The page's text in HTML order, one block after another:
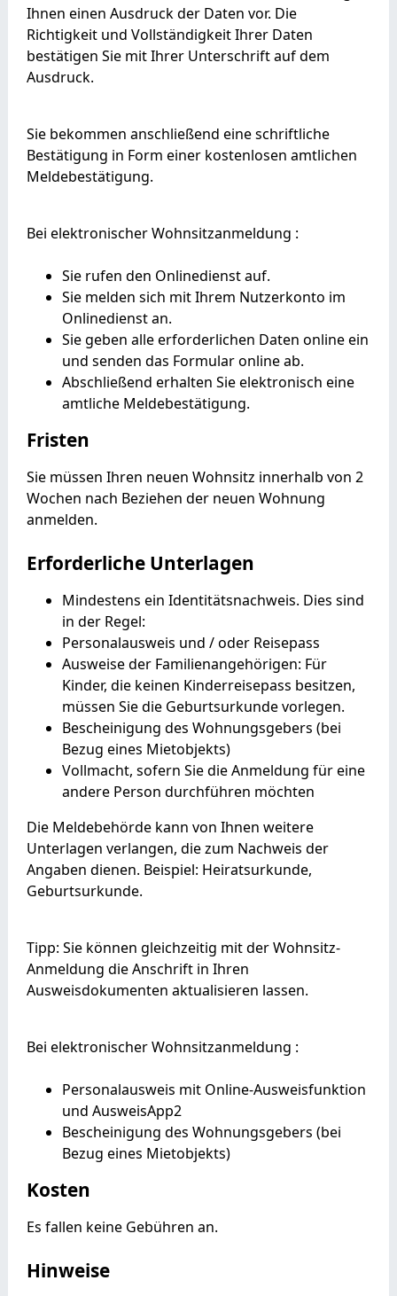
Ihnen einen Ausdruck der Daten vor. Die
Richtigkeit und Vollständigkeit Ihrer Daten
bestätigen Sie mit Ihrer Unterschrift auf dem
Ausdruck.
Sie bekommen anschließend eine schriftliche
Bestätigung in Form einer kostenlosen amtlichen
Meldebestätigung.
Bei elektronischer Wohnsitzanmeldung :
Sie rufen den Onlinedienst auf.
Sie melden sich mit Ihrem Nutzerkonto im
Onlinedienst an.
Sie geben alle erforderlichen Daten online ein
und senden das Formular online ab.
Abschließend erhalten Sie elektronisch eine
amtliche Meldebestätigung.
Fristen
Sie müssen Ihren neuen Wohnsitz innerhalb von 2
Wochen nach Beziehen der neuen Wohnung
anmelden.
Erforderliche Unterlagen
Mindestens ein Identitätsnachweis. Dies sind
in der Regel:
Personalausweis und / oder Reisepass
Ausweise der Familienangehörigen: Für
Kinder, die keinen Kinderreisepass besitzen,
müssen Sie die Geburtsurkunde vorlegen.
Bescheinigung des Wohnungsgebers (bei
Bezug eines Mietobjekts)
Vollmacht, sofern Sie die Anmeldung für eine
andere Person durchführen möchten
Die Meldebehörde kann von Ihnen weitere
Unterlagen verlangen, die zum Nachweis der
Angaben dienen. Beispiel: Heiratsurkunde,
Geburtsurkunde.
Tipp: Sie können gleichzeitig mit der Wohnsitz-
Anmeldung die Anschrift in Ihren
Ausweisdokumenten aktualisieren lassen.
Bei elektronischer Wohnsitzanmeldung :
Personalausweis mit Online-Ausweisfunktion
und AusweisApp2
Bescheinigung des Wohnungsgebers (bei
Bezug eines Mietobjekts)
Kosten
Es fallen keine Gebühren an.
Hinweise